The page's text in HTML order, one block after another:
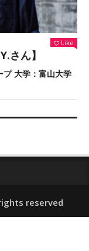
Like
さん】
プ 大学：富山大学
reserved